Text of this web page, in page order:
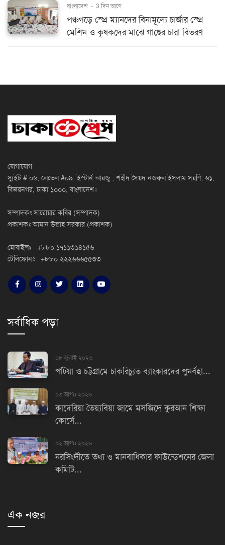
বাংলাদেশ - 3 দিন আগে
পঞ্চগড়ে স্প্রে ম্যানদের বিনামূল্যে চার্জার স্প্রে
মেশিন ও কৃষকদের মাঝে গাছের চারা বিতরণ
যোগাযোগ
স্যুইট # ০৬, লেভেল #০৯, ইস্টার্ন আরজু , শহীদ সৈয়দ নজরুল ইসলাম সরণি, ৬১,
বিজয়নগর, ঢাকা ১০০০, বাংলাদেশ।
সম্পাদকঃ সারোয়ার কবির (সম্পাদক)
প্রকাশকঃ আমান উল্লাহ সরকার (প্রকাশক)
মোবাইলঃ +৮৮০ ১৭১১৩১৪১৫৬
টেলিফোনঃ +৮৮০ ২২২৬৬৬৫৫৩৩
সর্বাধিক পড়া
০৮ জুলাই ২০২৬
পটিয়া ও চট্টগ্রামে চাকরিচ্যুত ব্যাংকারদের পুনর্বহা...
০৩ আগu ২০২৬
কাদেরিয়া তৈয়্যবিয়া জামে মসজিদে কুরআন শিক্ষা
কোর্সে...
০২ আগu ২০২৬
নরসিংদীতে তথ্য ও মানবাধিকার ফাউন্ডেশনের জেলা
কমিটি...
এক নজর